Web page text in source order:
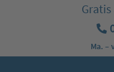
Ma. –